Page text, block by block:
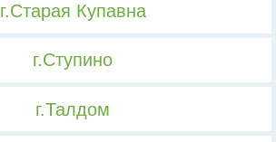
г.Старая Купавна
г.Ступино
г.Талдом